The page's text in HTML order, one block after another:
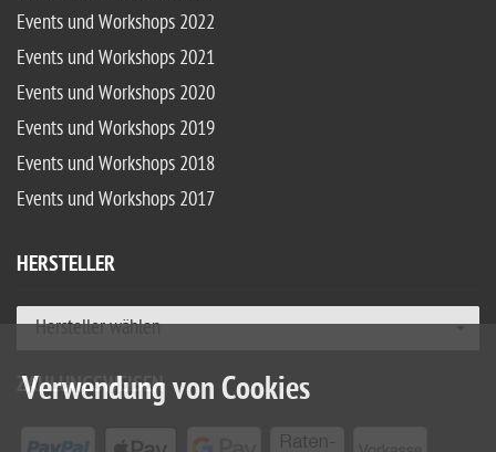
Events und Workshops 2022
Events und Workshops 2021
Events und Workshops 2020
Events und Workshops 2019
Events und Workshops 2018
Events und Workshops 2017
HERSTELLER
Hersteller wählen
ZAHLUNGSWEISEN
Verwendung von Cookies